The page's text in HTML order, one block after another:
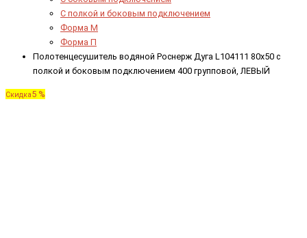
С полкой и боковым подключением
Форма М
Форма П
Полотенцесушитель водяной Роснерж Дуга L104111 80x50 с
полкой и боковым подключением 400 групповой, ЛЕВЫЙ
Скидка5 %